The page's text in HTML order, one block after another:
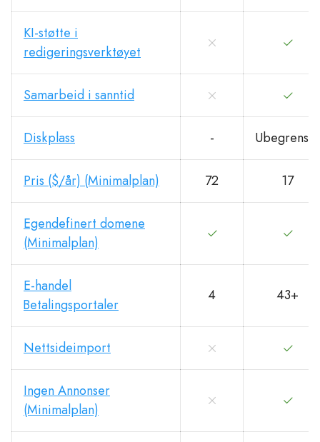
KI-støtte i
redigeringsverktøyet
Samarbeid i sanntid
Diskplass - Ubegrenset
Pris ($/år) (Minimalplan) 72 17
Egendefinert domene
(Minimalplan)
E-handel
Betalingsportaler
4 43+
Nettsideimport
Ingen Annonser
(Minimalplan)